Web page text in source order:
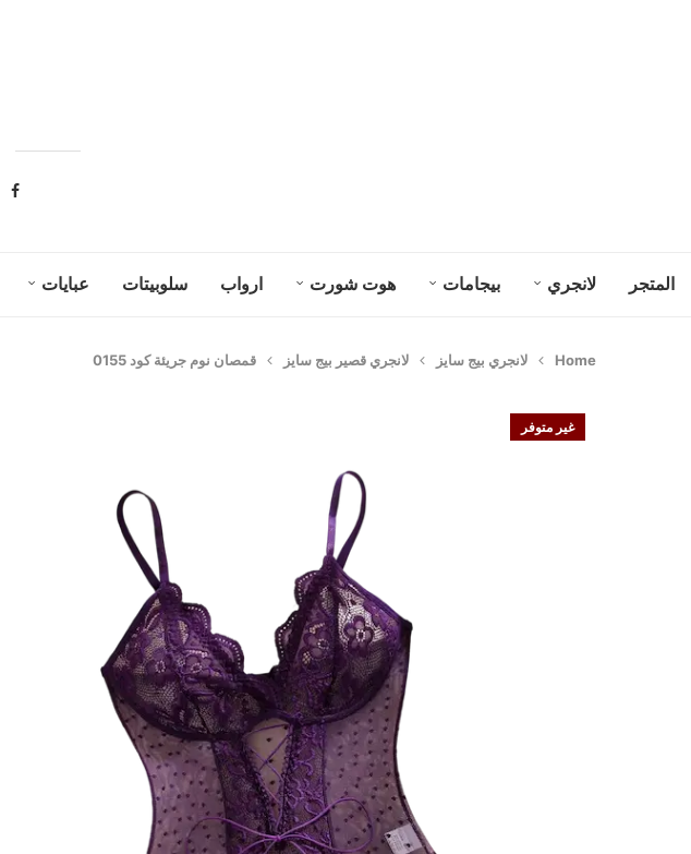
المتجر لانجري بيجامات هوت شورت ارواب سلوبيتات عبايات
Home لانجري بيج سايز لانجري قصير بيج سايز قمصان نوم جريئة كود 0155
غير متوفر